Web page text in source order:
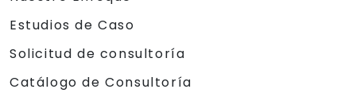
Estudios de Caso
Solicitud de consultoría
Catálogo de Consultoría